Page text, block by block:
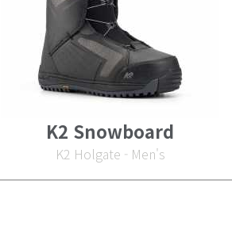
K2 Snowboard
K2 Holgate - Men's